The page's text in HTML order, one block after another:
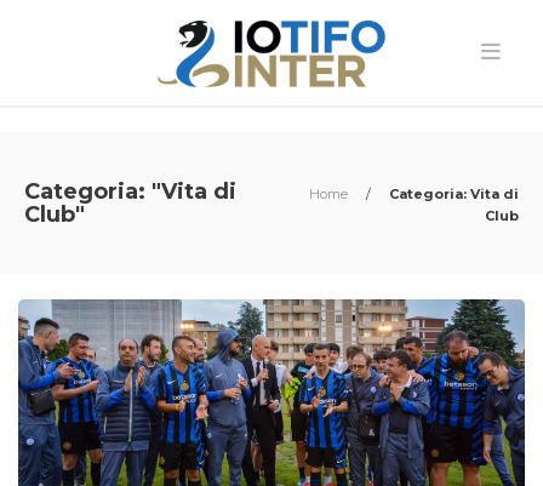
Categoria: "Vita di
Club"
Home /
Categoria: Vita di
Club